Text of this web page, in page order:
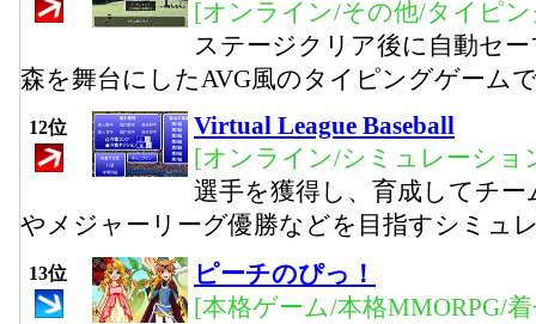
[オンライン/その他/タイピ
ステージクリア後に自動セ
森を舞台にしたAVG風のタイピングゲーム
12位
Virtual League Baseball
[オンライン/シミュレーショ
選手を獲得し、育成してチ
やメジャーリーグ優勝などを目指すシミュ
13位
ピーチのぴっ！
[本格ゲーム/本格MMORPG/